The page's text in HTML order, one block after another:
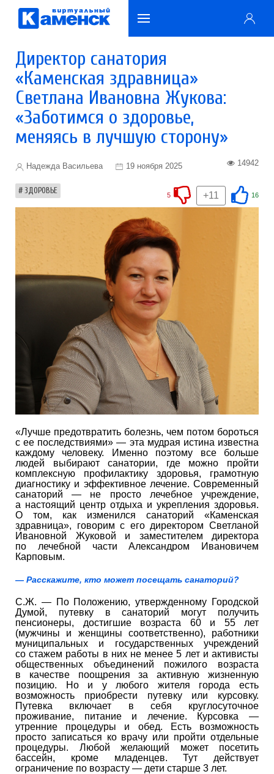
Директор санатория
«Каменская здравница»
Светлана Ивановна Жукова:
«Заботимся о здоровье,
меняясь в лучшую сторону»
Надежда Васильева 19 ноября 2025 14942
ЗДОРОВЬЕ 16
+11
5
«Лучше предотвратить болезнь, чем потом бороться
с ее последствиями» — эта мудрая истина известна
каждому человеку. Именно поэтому все больше
людей выбирают санатории, где можно пройти
комплексную профилактику здоровья, грамотную
диагностику и эффективное лечение. Современный
санаторий — не просто лечебное учреждение,
а настоящий центр отдыха и укрепления здоровья.
О том, как изменился санаторий «Каменская
здравница», говорим с его директором Светланой
Ивановной Жуковой и заместителем директора
по лечебной части Александром Ивановичем
Карповым.
— Расскажите, кто может посещать санаторий?
С.Ж. — По Положению, утвержденному Городской
Думой, путевку в санаторий могут получить
пенсионеры, достигшие возраста 60 и 55 лет
(мужчины и женщины соответственно), работники
муниципальных и государственных учреждений
со стажем работы в них не менее 5 лет и активисты
общественных объединений пожилого возраста
в качестве поощрения за активную жизненную
позицию. Но и у любого жителя города есть
возможность приобрести путевку или курсовку.
Путевка включает в себя круглосуточное
проживание, питание и лечение. Курсовка —
утренние процедуры и обед. Есть возможность
просто записаться ко врачу или пройти отдельные
процедуры. Любой желающий может посетить
бассейн, кроме младенцев. Тут действует
ограничение по возрасту — дети старше 3 лет.